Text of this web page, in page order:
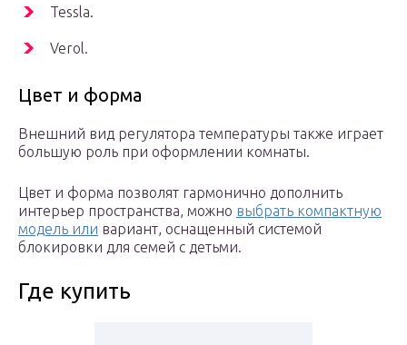
Tessla.
Verol.
Цвет и форма
Внешний вид регулятора температуры также играет
большую роль при оформлении комнаты.
Цвет и форма позволят гармонично дополнить
интерьер пространства, можно выбрать компактную
модель или вариант, оснащенный системой
блокировки для семей с детьми.
Где купить